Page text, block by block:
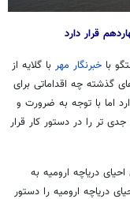
قرار دارد
با خبرنگار مهر با گلایه از
گذشته چه اقداماتی برای
اما با توجه به ضرورت و
تر را در دستور کار قرار
دریاچه ارومیه به
دریاچه ارومیه را دستور